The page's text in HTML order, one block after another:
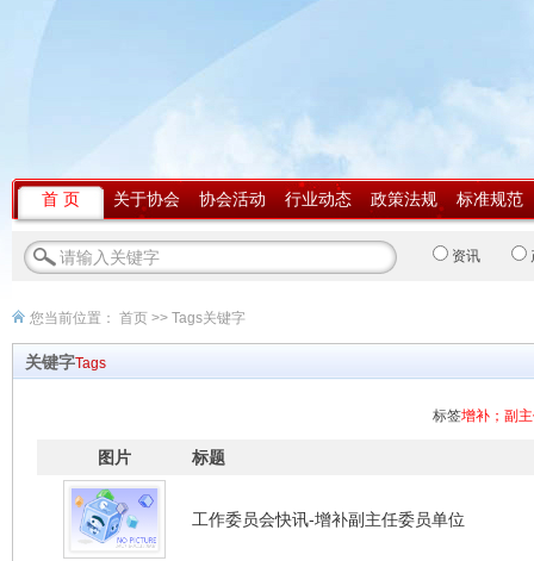
首 页 关于协会 协会活动 行业动态 政策法规 标准规范
资讯
您当前位置： 首页 >> Tags关键字
关键字Tags
标签增补；副
图片 标题
工作委员会快讯-增补副主任委员单位